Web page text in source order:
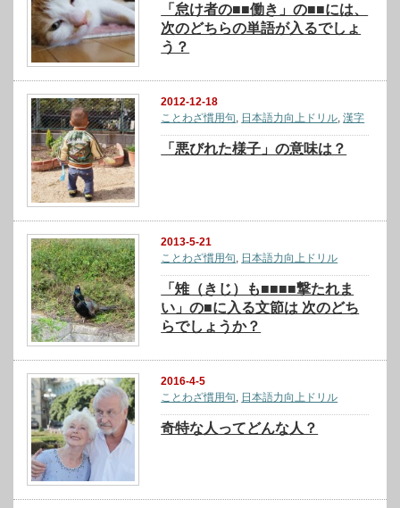
「怠け者の■■働き」の■■には、
次のどちらの単語が入るでしょ
う？
2012-12-18
ことわざ慣用句, 日本語力向上ドリル,漢字
「悪びれた様子」の意味は？
2013-5-21
ことわざ慣用句
日本語力向上ドリル
「雉（きじ）も■■■■撃たれま
い」の■に入る文節は 次のどち
らでしょうか？
2016-4-5
ことわざ慣用句, 日本語力向上ドリル
奇特な人ってどんな人？